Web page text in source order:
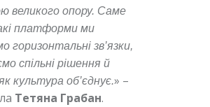
великого опору. Саме
платформи ми
горизонтальні зв’язки,
спільні рішення й
культура об’єднує.» –
Тетяна Грабан.